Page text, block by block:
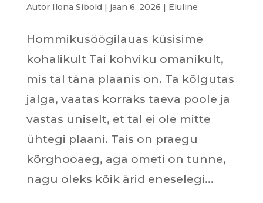
Autor Ilona Sibold | jaan 6, 2026 | Eluline
Hommikusöögilauas küsisime
kohalikult Tai kohviku omanikult,
mis tal täna plaanis on. Ta kõlgutas
jalga, vaatas korraks taeva poole ja
vastas uniselt, et tal ei ole mitte
ühtegi plaani. Tais on praegu
kõrghooaeg, aga ometi on tunne,
nagu oleks kõik ärid eneselegi...